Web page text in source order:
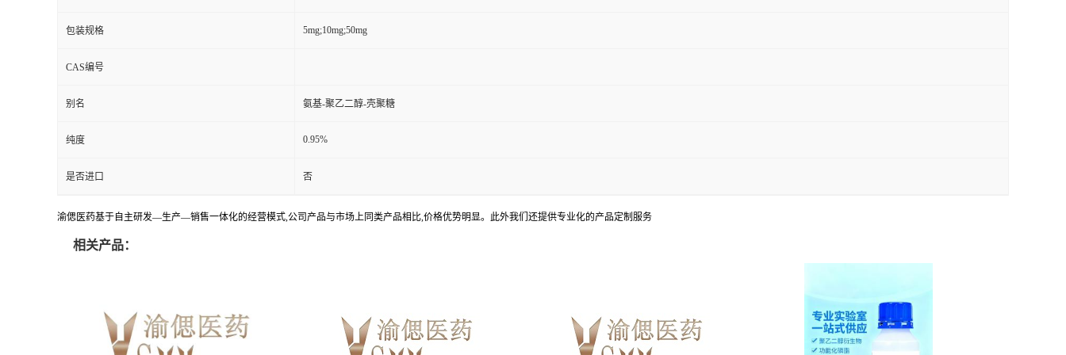
包装规格 5mg;10mg;50mg
CAS编号
别名 氨基-聚乙二醇-壳聚糖
纯度 0.95%
是否进口 否
渝偲医药基于自主研发—生产—销售一体化的经营模式,公司产品与市场上同类产品相比,价格优势明显。此外我们还提供专业化的产品定制服务
相关产品：